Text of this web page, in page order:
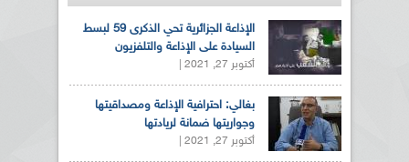
الإذاعة الجزائرية تحي الذكرى 59 لبسط
السيادة على الإذاعة والتلفزيون
أكتوبر 27, 2021 |
بغالي: احترافية الإذاعة ومصداقيتها
وجواريتها ضمانة لريادتها
أكتوبر 27, 2021 |